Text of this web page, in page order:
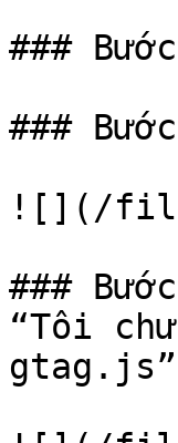
###
###
![](/
###
“Tôi